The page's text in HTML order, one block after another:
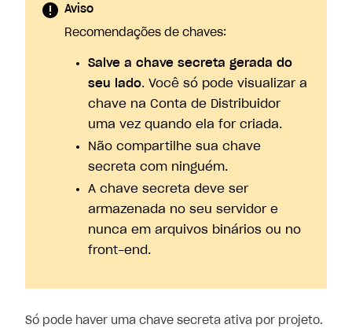
Aviso
Recomendações de chaves:
Salve a chave secreta gerada do
seu lado. Você só pode visualizar a
chave na Conta de Distribuidor
uma vez quando ela for criada.
Não compartilhe sua chave
secreta com ninguém.
A chave secreta deve ser
armazenada no seu servidor e
nunca em arquivos binários ou no
front-end.
Só pode haver uma chave secreta ativa por projeto.